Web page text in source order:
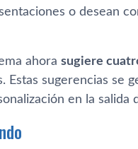
o desean
ahora sugiere
sugerencias se
en la salida